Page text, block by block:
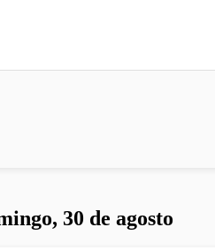
30 de agosto